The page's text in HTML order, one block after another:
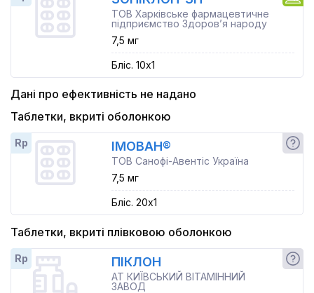
ТОВ Харківське фармацевтичне
підприємство Здоров’я народу
7,5 мг
Бліс. 10x1
Дані про ефективність не надано
Таблетки, вкриті оболонкою
Rp ІМОВАН®
ТОВ Санофі-Авентіс Україна
7,5 мг
Бліс. 20x1
Таблетки, вкриті плівковою оболонкою
Rp ПІКЛОН
АТ КИЇВСЬКИЙ ВІТАМІННИЙ
ЗАВОД